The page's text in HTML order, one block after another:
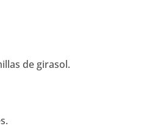
de girasol.